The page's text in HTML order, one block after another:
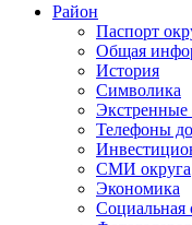
Район
Паспорт
Общая
История
Символика
Телефоны
СМИ округа
Экономика
Социальная